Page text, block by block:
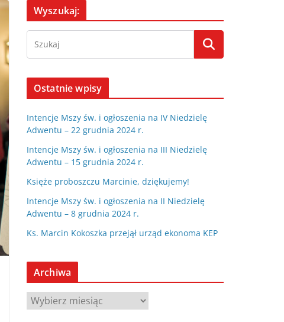
Wyszukaj:
Ostatnie wpisy
Intencje Mszy św. i ogłoszenia na IV Niedzielę
Adwentu – 22 grudnia 2024 r.
Intencje Mszy św. i ogłoszenia na III Niedzielę
Adwentu – 15 grudnia 2024 r.
Księże proboszczu Marcinie, dziękujemy!
Intencje Mszy św. i ogłoszenia na II Niedzielę
Adwentu – 8 grudnia 2024 r.
Ks. Marcin Kokoszka przejął urząd ekonoma KEP
Archiwa
A
r